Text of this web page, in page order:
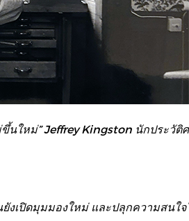
ใหม่” Jeffrey Kingston นักประวั
งเปิดมุมมองใหม่ และปลุกความสนใ